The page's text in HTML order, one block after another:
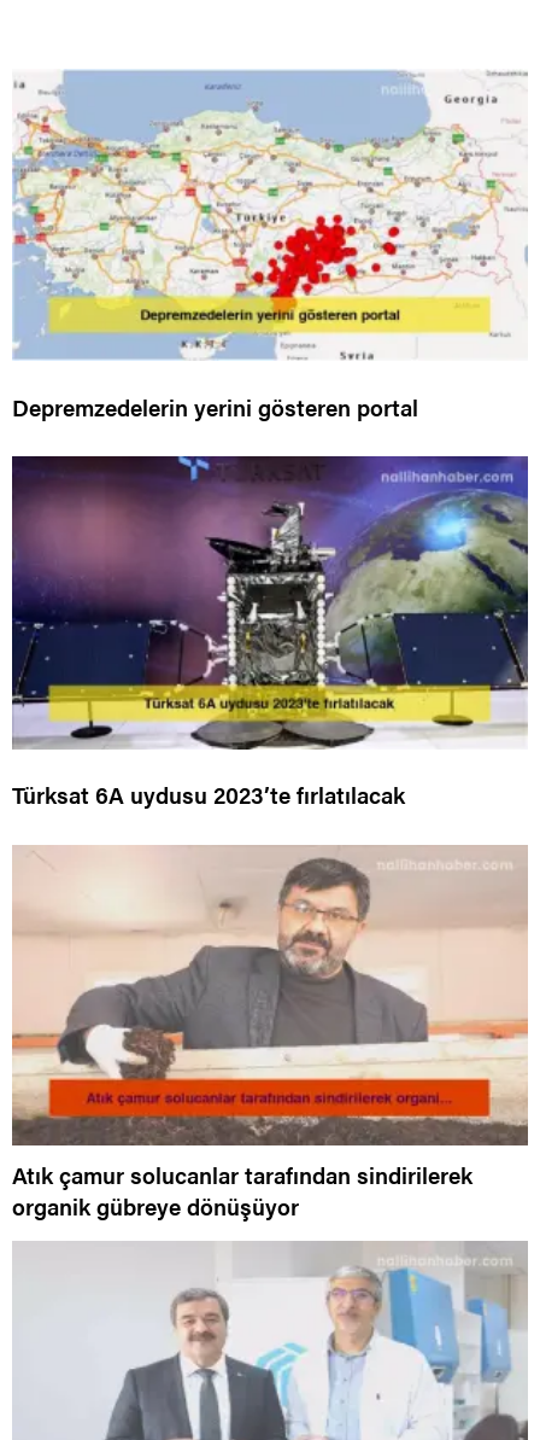
Depremzedelerin yerini gösteren portal
Türksat 6A uydusu 2023’te fırlatılacak
Atık çamur solucanlar tarafından sindirilerek
organik gübreye dönüşüyor